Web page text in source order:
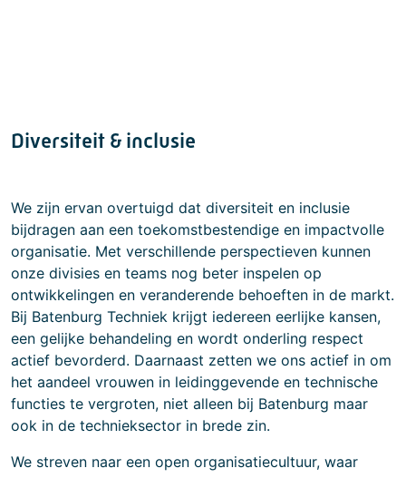
Diversiteit & inclusie
We zijn ervan overtuigd dat diversiteit en inclusie
bijdragen aan een toekomstbestendige en impactvolle
organisatie. Met verschillende perspectieven kunnen
onze divisies en teams nog beter inspelen op
ontwikkelingen en veranderende behoeften in de markt.
Bij Batenburg Techniek krijgt iedereen eerlijke kansen,
een gelijke behandeling en wordt onderling respect
actief bevorderd. Daarnaast zetten we ons actief in om
het aandeel vrouwen in leidinggevende en technische
functies te vergroten, niet alleen bij Batenburg maar
ook in de technieksector in brede zin.
We streven naar een open organisatiecultuur, waar